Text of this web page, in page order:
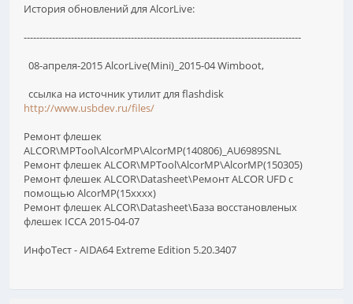
История обновлений для AlcorLive:
----------------------------------------------------------------------------------------
08-апреля-2015 AlcorLive(Mini)_2015-04 Wimboot,
ссылка на источник утилит для flashdisk
http://www.usbdev.ru/files/
Ремонт флешек
ALCOR\MPTool\AlcorMP\AlcorMP(140806)_AU6989SNL
Ремонт флешек ALCOR\MPTool\AlcorMP\AlcorMP(150305)
Ремонт флешек ALCOR\Datasheet\Ремонт ALCOR UFD с
помощью AlcorMP(15xxxx)
Ремонт флешек ALCOR\Datasheet\База восстановленых
флешек ICCA 2015-04-07
ИнфоТест - AIDA64 Extreme Edition 5.20.3407